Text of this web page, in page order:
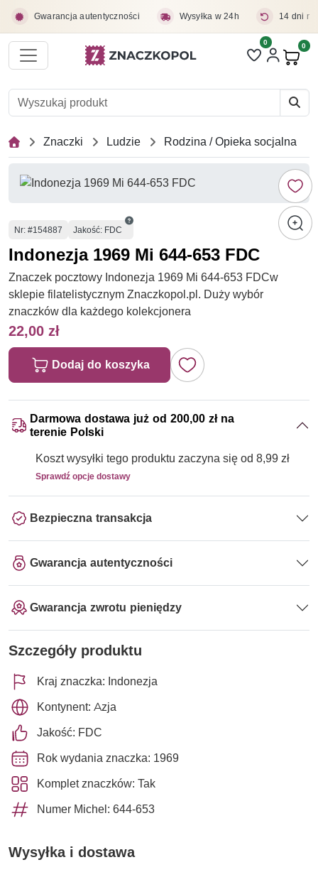
Gwarancja autentyczności Wysyłka w 24h 14 dni
Liczba pozycji
0 0
Znaczki Ludzie Rodzina / Opieka socjalna
Numer
Nr: #154887 Jakość: FDC
Indonezja 1969 Mi 644-653 FDC
Znaczek pocztowy Indonezja 1969 Mi 644-653 FDCw
sklepie filatelistycznym Znaczkopol.pl. Duży wybór
znaczków dla każdego kolekcjonera
22,00 zł
Dodaj do koszyka
Darmowa dostawa już od 200,00 zł na
terenie Polski
Koszt wysyłki tego produktu zaczyna się od 8,99 zł
Sprawdź opcje dostawy
Bezpieczna transakcja
Gwarancja autentyczności
Gwarancja zwrotu pieniędzy
Szczegóły produktu
Kraj znaczka: Indonezja
Kontynent: Azja
Jakość: FDC
Rok wydania znaczka: 1969
Komplet znaczków: Tak
Numer Michel: 644-653
Wysyłka i dostawa